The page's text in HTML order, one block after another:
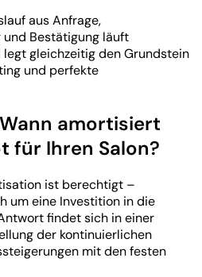
aus Anfrage,
und Bestätigung läuft
gleichzeitig den Grundstein
und perfekte
amortisiert
für Ihren Salon?
ist berechtigt –
um eine Investition in die
findet sich in einer
der kontinuierlichen
mit den festen